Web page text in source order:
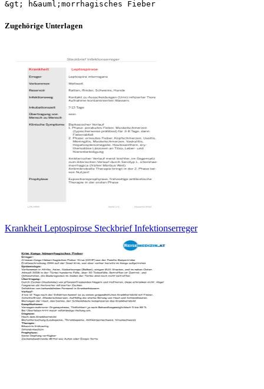
Zugehörige Unterlagen
Krankheit Leptospirose Steckbrief Infektionserreger